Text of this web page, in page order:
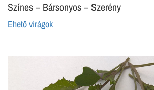
Színes – Bársonyos – Szerény
Ehető virágok